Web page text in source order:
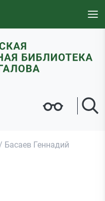
Басаев Геннадий